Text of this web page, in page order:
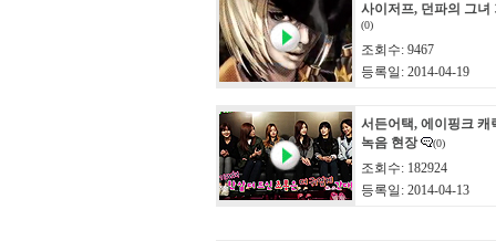
사이저프, 던파의 그녀
(0)
조회수: 9467
등록일: 2014-04-19
서든어택, 에이핑크 캐
녹음 현장
(0)
조회수: 182924
등록일: 2014-04-13